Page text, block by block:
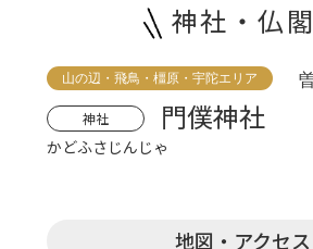
神社・仏閣
山の辺・飛鳥・橿原・宇陀エリア
神社 門僕神社
かどふさじんじゃ
地図・アクセス